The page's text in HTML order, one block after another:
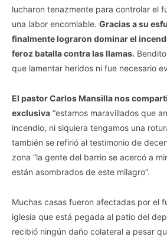
lucharon tenazmente para controlar el
una labor encomiable. Gracias a su
finalmente lograron dominar el
feroz batalla contra las llamas.
que lamentar heridos ni fue necesario
El pastor Carlos Mansilla nos
exclusiva “estamos maravillados que
incendio, ni siquiera tengamos una
también se refirió al testimonio de
zona “la gente del barrio se acercó a
están asombrados de este milagro”.
Muchas casas fueron afectadas por el
iglesia que está pegada al patio del
recibió ningún daño colateral a pesar